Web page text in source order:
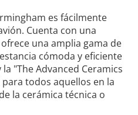
es fácilmente
Cuenta con una
una amplia gama de
cómoda y eficiente
"The Advanced Ceramics
todos aquellos en la
la cerámica técnica o